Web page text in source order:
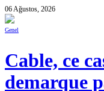
06 Ağustos, 2026
Genel
Cable, ce
demarque